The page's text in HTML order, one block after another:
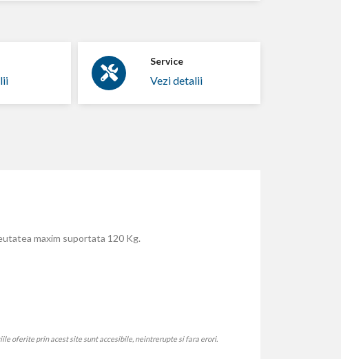
Service
Vezi detalii
maxim suportata 120 Kg.
oferite prin acest site sunt accesibile, neintrerupte si fara erori.